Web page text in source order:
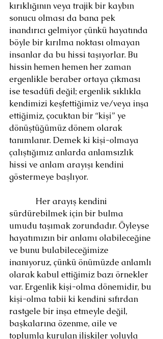
kırıklığının veya trajik bir kaybın
sonucu olması da bana pek
inandırıcı gelmiyor çünkü hayatında
böyle bir kırılma noktası olmayan
insanlar da bu hissi taşıyorlar. Bu
hissin hemen hemen her zaman
ergenlikle beraber ortaya çıkması
ise tesadüfi değil; ergenlik sıklıkla
kendimizi keşfettiğimiz ve/veya inşa
ettiğimiz, çocuktan bir “kişi” ye
dönüştüğümüz dönem olarak
tanımlanır. Demek ki kişi-olmaya
çalıştığımız anlarda anlamsızlık
hissi ve anlam arayışı kendini
göstermeye başlıyor.
Her arayış kendini
sürdürebilmek için bir bulma
umudu taşımak zorundadır. Öyleyse
hayatımızın bir anlamı olabileceğine
ve bunu bulabileceğimize
inanıyoruz, çünkü önümüzde anlamlı
olarak kabul ettiğimiz bazı örnekler
var. Ergenlik kişi-olma dönemidir, bu
kişi-olma tabii ki kendini sıfırdan
rastgele bir inşa etmeyle değil,
başkalarına özenme, aile ve
toplumla kurulan ilişkiler yoluyla